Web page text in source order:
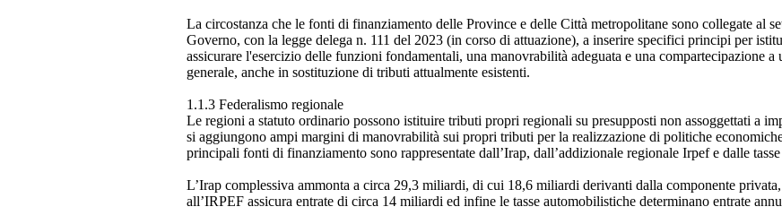
La circostanza che le fonti di finanziamento delle Province e delle Città metropolitane sono collegate al
Governo, con la legge delega n. 111 del 2023 (in corso di attuazione), a inserire specifici principi per
assicurare l'esercizio delle funzioni fondamentali, una manovrabilità adeguata e una compartecipazione a
generale, anche in sostituzione di tributi attualmente esistenti.
1.1.3 Federalismo regionale
Le regioni a statuto ordinario possono istituire tributi propri regionali su presupposti non assoggettati a
si aggiungono ampi margini di manovrabilità sui propri tributi per la realizzazione di politiche
principali fonti di finanziamento sono rappresentate dall’Irap, dall’addizionale regionale Irpef e dalle
L’Irap complessiva ammonta a circa 29,3 miliardi, di cui 18,6 miliardi derivanti dalla componente
all’IRPEF assicura entrate di circa 14 miliardi ed infine le tasse automobilistiche determinano entrate